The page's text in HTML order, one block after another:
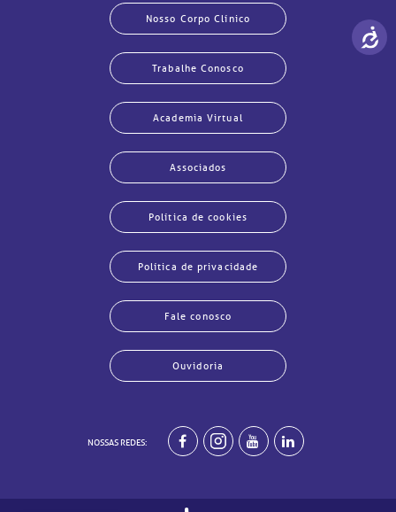
Nosso Corpo Clínico
Trabalhe Conosco
Academia Virtual
Associados
Política de cookies
Política de privacidade
Fale conosco
Ouvidoria
NOSSAS REDES: